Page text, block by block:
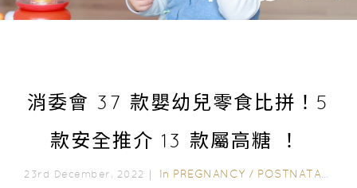
消委會 37 款嬰幼兒零食比拼！5
款安全推介 13 款屬高糖 ！
23rd December, 2022｜ In PREGNANCY / POSTNATAL CARE